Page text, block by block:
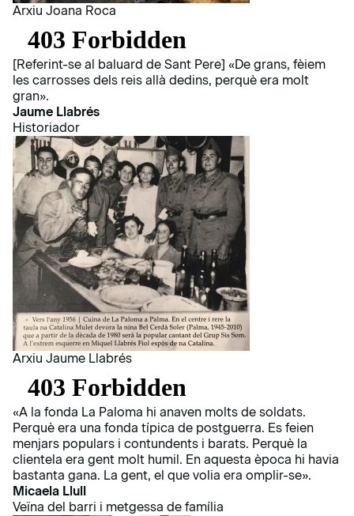
Arxiu Joana Roca
[Referint-se al baluard de Sant Pere] «De grans, fèiem
les carrosses dels reis allà dedins, perquè era molt
gran».
Jaume Llabrés
Historiador
Arxiu Jaume Llabrés
«A la fonda La Paloma hi anaven molts de soldats.
Perquè era una fonda típica de postguerra. Es feien
menjars populars i contundents i barats. Perquè la
clientela era gent molt humil. En aquesta època hi havia
bastanta gana. La gent, el que volia era omplir-se».
Micaela Llull
Veïna del barri i metgessa de família